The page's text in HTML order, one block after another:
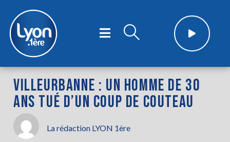
VILLEURBANNE : UN HOMME DE 30
ANS TUÉ D’UN COUP DE COUTEAU
La rédaction LYON 1ère